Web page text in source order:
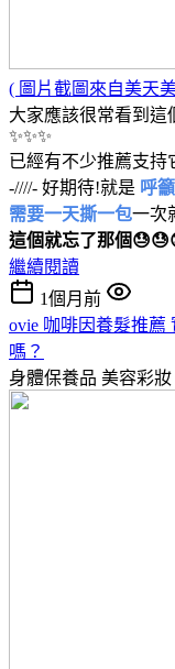
( 圖片截圖來自美天
大家應該很常看到這
✨✨✨
已經有不少推薦支持
-////- 好期待!就是 呼
需要一天撕一包一次
這個就忘了那個
繼續閱讀
1個月前
ovie 咖啡因養髮推薦
嗎？
身體保養品 美容彩妝